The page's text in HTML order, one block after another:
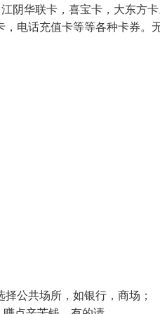
阴华联卡，喜宝卡，大东方
电话充值卡等等各种卡券。
择公共场所，如银行，商